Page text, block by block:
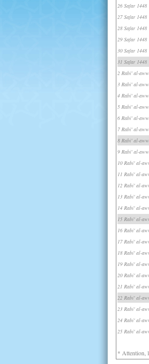
26 Safar 1448
27 Safar 1448
28 Safar 1448
29 Safar 1448
30 Safar 1448
31 Safar 1448
2 Rabi' al-
3 Rabi' al-
4 Rabi' al-
5 Rabi' al-
6 Rabi' al-
7 Rabi' al-
8 Rabi' al-
9 Rabi' al-
10 Rabi' al-
11 Rabi' al-
12 Rabi' al-
13 Rabi' al-
14 Rabi' al-
15 Rabi' al-
16 Rabi' al-
17 Rabi' al-
18 Rabi' al-
19 Rabi' al-
20 Rabi' al-
21 Rabi' al-
22 Rabi' al-
23 Rabi' al-
24 Rabi' al-
25 Rabi' al-
* Attention,